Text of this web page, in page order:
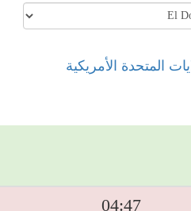
04:47